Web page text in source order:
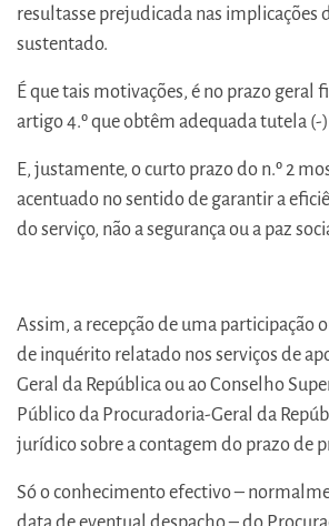
resultasse prejudicada nas implicações
sustentado.
É que tais motivações, é no prazo geral
artigo 4.º que obtêm adequada tutela (-
E, justamente, o curto prazo do n.º 2
acentuado no sentido de garantir a
do serviço, não a segurança ou a paz
Assim, a recepção de uma participação
de inquérito relatado nos serviços de
Geral da República ou ao Conselho
Público da Procuradoria-Geral da
jurídico sobre a contagem do prazo de
Só o conhecimento efectivo –